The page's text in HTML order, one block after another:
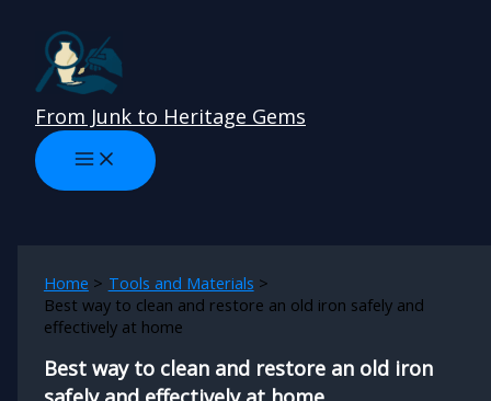
content
From Junk to Heritage Gems
Home
Tools and Materials
Best way to clean and restore an old iron safely and
effectively at home
Best way to clean and restore an old iron